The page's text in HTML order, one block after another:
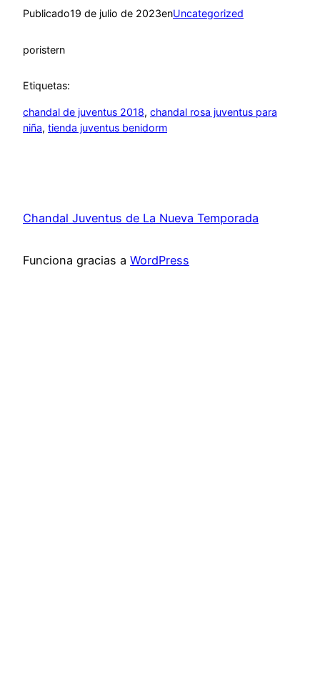
Publicado19 de julio de 2023enUncategorized
poristern
Etiquetas:
chandal de juventus 2018, chandal rosa juventus para
niña, tienda juventus benidorm
Chandal Juventus de La Nueva Temporada
Funciona gracias a WordPress